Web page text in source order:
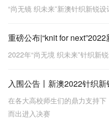
“尚无镜 织未来”新澳针织新锐
2022年“尚无境 织未来”针织新
入围公告丨新澳2022针织
在各大高校师生们的鼎力支持
而出进入决赛